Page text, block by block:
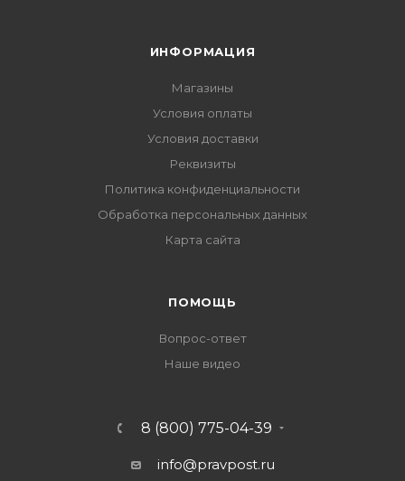
ИНФОРМАЦИЯ
Магазины
Условия оплаты
Условия доставки
Реквизиты
Политика конфиденциальности
Обработка персональных данных
Карта сайта
ПОМОЩЬ
Вопрос-ответ
Наше видео
8 (800) 775-04-39
info@pravpost.ru